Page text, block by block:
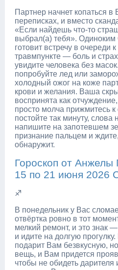
Партнер начнет копаться
переписках, и вместо
«Если найдешь что-то
выбрал(а) тебя». Одиноким
готовит встречу в очереди
травмпункте — боль и
увидите человека без
попробуйте лед или
холодный ожог на коже
крови и желания. Ваша
воспринята как
просто молча прижмитесь
постойте так минуту,
напишите на запотевшем
признание пальцем и
обнаружит.
Гороскоп от
15 по 21 июня 2026
♐
В понедельник у Вас
отвёртка ровно в тот
мелкий ремонт, и это знак
и идите на долгую
подарит Вам безвкусную,
вещь, и Вам придется
чтобы не обидеть дарителя